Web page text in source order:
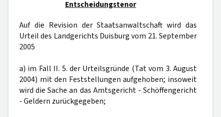
Entscheidungstenor
Auf die Revision der Staatsanwaltschaft wird das
Urteil des Landgerichts Duisburg vom 21. September
2005
a) im Fall II. 5. der Urteilsgründe (Tat vom 3. August
2004) mit den Feststellungen aufgehoben; insoweit
wird die Sache an das Amtsgericht - Schöffengericht
- Geldern zurückgegeben;